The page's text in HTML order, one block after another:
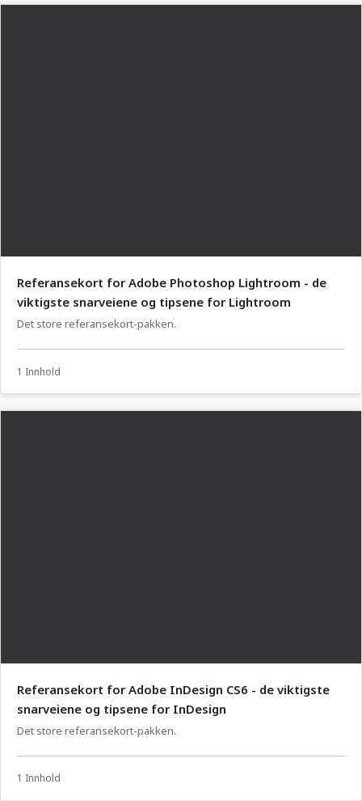
Referansekort for Adobe Photoshop Lightroom - de
viktigste snarveiene og tipsene for Lightroom
Det store referansekort-pakken.
1 Innhold
Referansekort for Adobe InDesign CS6 - de viktigste
snarveiene og tipsene for InDesign
Det store referansekort-pakken.
1 Innhold